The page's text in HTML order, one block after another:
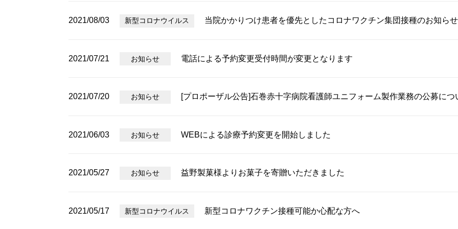
2021/08/03 新型コロナウイルス 当院かかりつけ患者を優先としたコロナワクチン集団接種のお知らせ
2021/07/21 お知らせ 電話による予約変更受付時間が変更となります
2021/07/20 お知らせ [プロポーザル公告]石巻赤十字病院看護師ユニフォーム製作業務の公募につ
2021/06/03 お知らせ WEBによる診療予約変更を開始しました
2021/05/27 お知らせ 益野製菓様よりお菓子を寄贈いただきました
2021/05/17 新型コロナウイルス 新型コロナワクチン接種可能か心配な方へ